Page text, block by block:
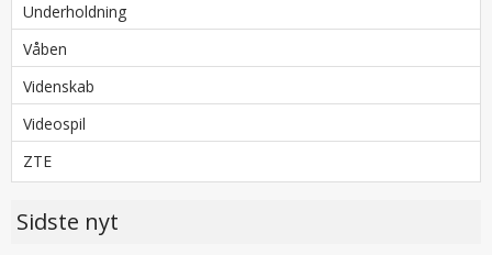
Underholdning
Våben
Videnskab
Videospil
ZTE
Sidste nyt